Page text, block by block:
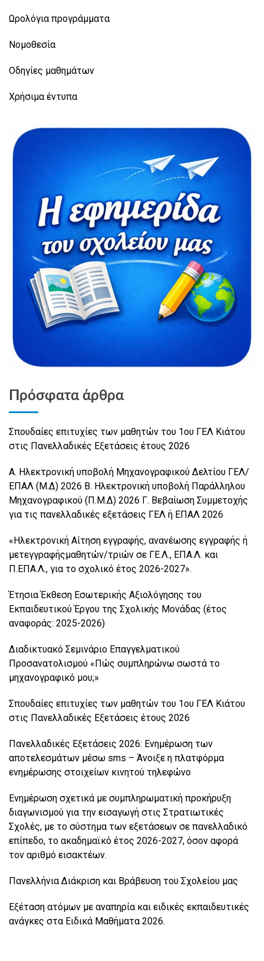
Ωρολόγια προγράμματα
Νομοθεσία
Οδηγίες μαθημάτων
Χρήσιμα έντυπα
Πρόσφατα άρθρα
Σπουδαίες επιτυχίες των μαθητών του 1ου ΓΕΛ Κιάτου
στις Πανελλαδικές Εξετάσεις έτους 2026
Α. Ηλεκτρονική υποβολή Μηχανογραφικού Δελτίου ΓΕΛ/
ΕΠΑΛ (Μ.Δ) 2026 Β. Ηλεκτρονική υποβολή Παράλληλου
Μηχανογραφικού (Π.Μ.Δ) 2026 Γ. Βεβαίωση Συμμετοχής
για τις πανελλαδικές εξετάσεις ΓΕΛ ή ΕΠΑΛ 2026
«Ηλεκτρονική Αίτηση εγγραφής, ανανέωσης εγγραφής ή
μετεγγραφήςμαθητών/τριών σε ΓΕ.Λ., ΕΠΑ.Λ. και
Π.ΕΠΑ.Λ., για το σχολικό έτος 2026-2027».
Έτησια Έκθεση Εσωτερικής Αξιολόγησης του
Εκπαιδευτικού Έργου της Σχολικής Μονάδας (έτος
αναφοράς: 2025-2026)
Διαδικτυακό Σεμινάριο Επαγγελματικού
Προσανατολισμού «Πώς συμπληρώνω σωστά το
μηχανογραφικό μου;»
Σπουδαίες επιτυχίες των μαθητών του 1ου ΓΕΛ Κιάτου
στις Πανελλαδικές Εξετάσεις έτους 2026
Πανελλαδικές Εξετάσεις 2026: Ενημέρωση των
αποτελεσμάτων μέσω sms – Άνοιξε η πλατφόρμα
ενημέρωσης στοιχείων κινητού τηλεφώνο
Ενημέρωση σχετικά με συμπληρωματική προκήρυξη
διαγωνισμού για την εισαγωγή στις Στρατιωτικές
Σχολές, με το σύστημα των εξετάσεων σε πανελλαδικό
επίπεδο, το ακαδημαϊκό έτος 2026-2027, όσον αφορά
τον αριθμό εισακτέων.
Πανελλήνια Διάκριση και Βράβευση του Σχολείου μας
Εξέταση ατόμων με αναπηρία και ειδικές εκπαιδευτικές
ανάγκες στα Ειδικά Μαθήματα 2026.